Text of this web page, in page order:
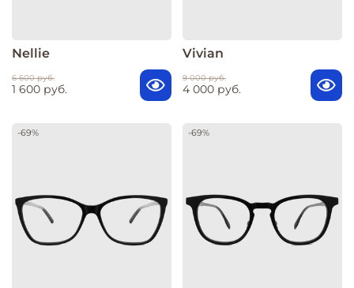
Nellie
6 600 руб.
1 600 руб.
Vivian
9 000 руб.
4 000 руб.
-69% -69%